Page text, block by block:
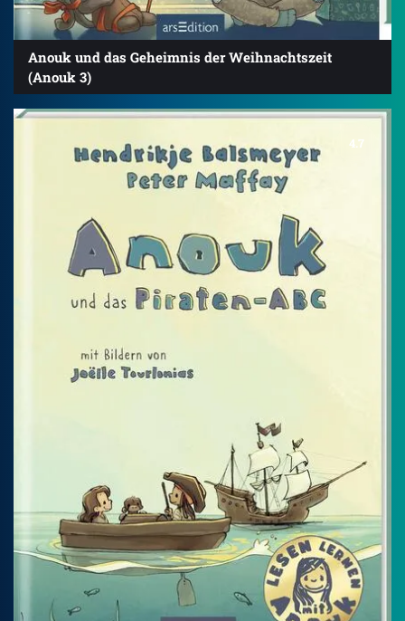
Anouk und das Geheimnis der Weihnachtszeit
(Anouk 3)
4.7